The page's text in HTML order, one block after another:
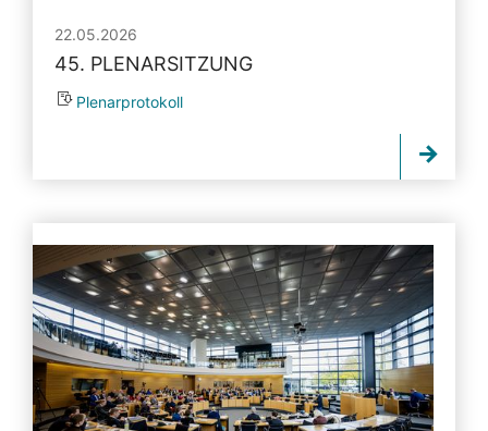
22.05.2026
45. PLENARSITZUNG
Plenarprotokoll